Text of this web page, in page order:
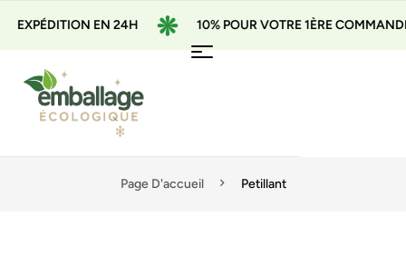
EN 24H 10% POUR VOTRE 1ÈRE COMMANDE AVEC
Page D'accueil Petillant